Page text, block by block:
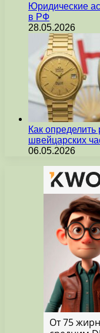
Юридические
в РФ
28.05.2026
Как
швейцарских
06.05.2026